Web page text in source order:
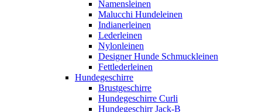
Namensleinen
Malucchi Hundeleinen
Indianerleinen
Lederleinen
Nylonleinen
Designer Hunde Schmuckleinen
Fettlederleinen
Hundegeschirre
Brustgeschirre
Hundegeschirre Curli
Hundegeschirr Jack-B